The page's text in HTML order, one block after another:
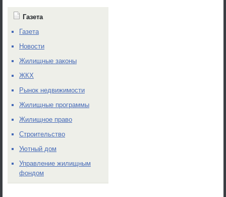
Газета
Газета
Новости
Жилищные законы
ЖКХ
Рынок недвижимости
Жилищные программы
Жилищное право
Строительство
Уютный дом
Управление жилищным
фондом